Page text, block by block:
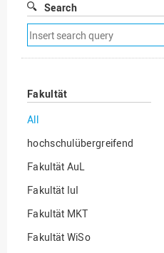
Search
Remove
search
filter
Fakultät
All
hochschulübergreifend
Fakultät AuL
Fakultät IuI
Fakultät MKT
Fakultät WiSo